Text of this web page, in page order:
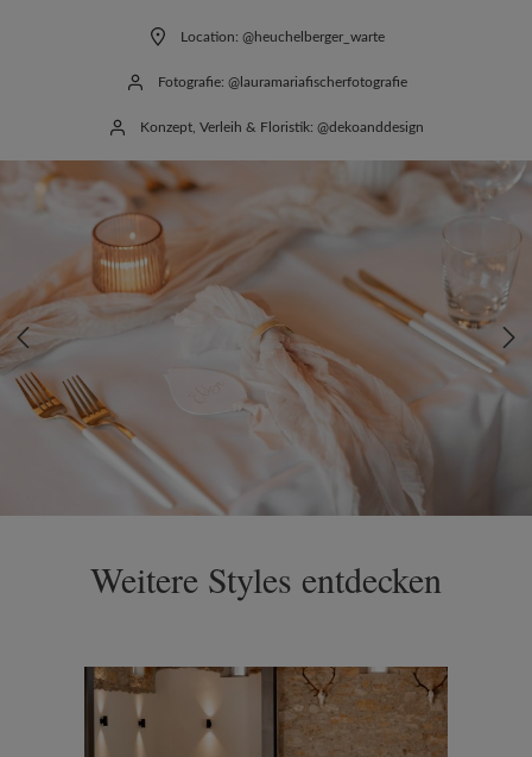
Location: @heuchelberger_warte
Fotografie: @lauramariafischerfotografie
Konzept, Verleih & Floristik: @dekoanddesign
Bildergalerie überspringen
Weitere Styles entdecken
Bildergalerie überspringen